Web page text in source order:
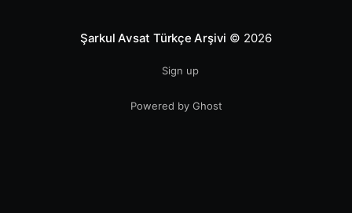
Şarkul Avsat Türkçe Arşivi © 2026
Sign up
Powered by Ghost